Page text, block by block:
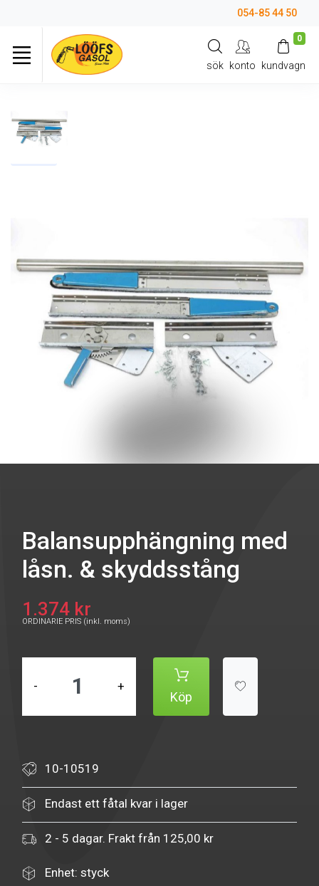
054-85 44 50
sök konto
0
kundvagn
Balansupphängning med
låsn. & skyddsstång
1.374 kr
ORDINARIE PRIS (inkl. moms)
- +
Köp
10-10519
Endast ett fåtal kvar i lager
2 - 5 dagar. Frakt från 125,00 kr
Enhet: styck